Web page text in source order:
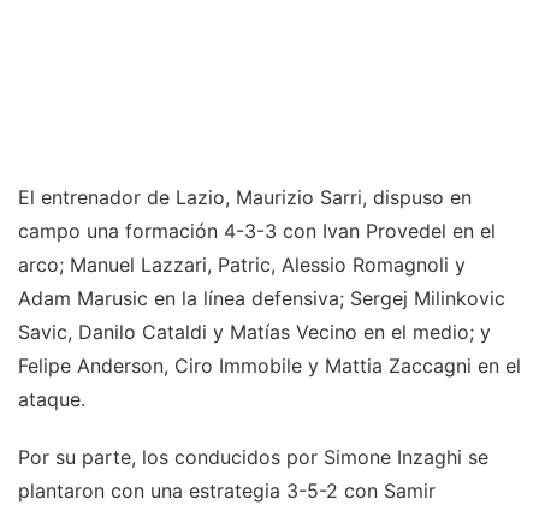
El entrenador de Lazio, Maurizio Sarri, dispuso en
campo una formación 4-3-3 con Ivan Provedel en el
arco; Manuel Lazzari, Patric, Alessio Romagnoli y
Adam Marusic en la línea defensiva; Sergej Milinkovic
Savic, Danilo Cataldi y Matí­as Vecino en el medio; y
Felipe Anderson, Ciro Immobile y Mattia Zaccagni en el
ataque.
Por su parte, los conducidos por Simone Inzaghi se
plantaron con una estrategia 3-5-2 con Samir